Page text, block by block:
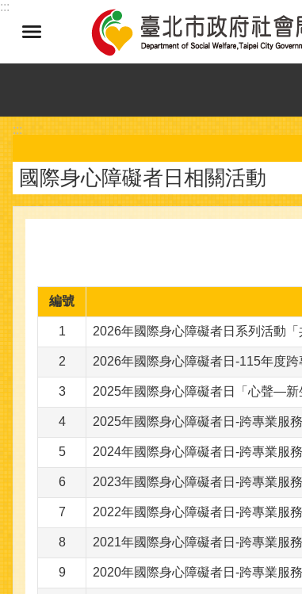
跳到主要內容區塊
:::
:::
國際身心障礙者日相關活動
編號
1 2026年國際身心障礙者日系列活動
2 2026年國際身心障礙者日-115年度
3 2025年國際身心障礙者日「心聲—
4 2025年國際身心障礙者日-跨專業服
5 2024年國際身心障礙者日-跨專業服
6 2023年國際身心障礙者日-跨專業服
7 2022年國際身心障礙者日-跨專業服
8 2021年國際身心障礙者日-跨專業服
9 2020年國際身心障礙者日-跨專業服